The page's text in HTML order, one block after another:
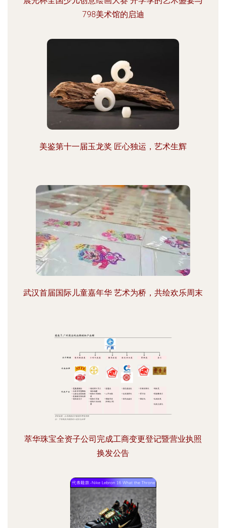
798美术馆的启迪
美鉴第十一届玉龙奖 匠心独运，艺术生辉
武汉首届国际儿童嘉年华 艺术为桥，共绘欢乐周末
萃华珠宝全资子公司完成工商变更登记暨营业执照
换发公告